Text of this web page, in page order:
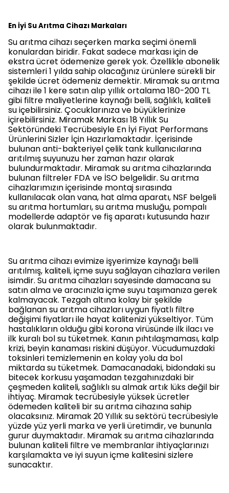
En İyi Su Arıtma Cihazı Markaları
Su arıtma cihazı seçerken marka seçimi önemli
konulardan biridir. Fakat sadece markası için de
ekstra ücret ödemenize gerek yok. Özellikle abonelik
sistemleri 1 yılda sahip olacağınız ürünlere sürekli bir
şekilde ücret ödemeniz demektir. Miramak su arıtma
cihazı ile 1 kere satın alıp yıllık ortalama 180-200 TL
gibi filtre maliyetlerine kaynağı belli, sağlıklı, kaliteli
su içebilirsiniz. Çocuklarınıza ve büyüklerinize
içirebilirsiniz. Miramak Markası 18 Yıllık Su
Sektöründeki Tecrübesiyle En İyi Fiyat Performans
Ürünlerini Sizler İçin Hazırlamaktadır. İçerisinde
bulunan anti-bakteriyel çelik tank kullanıcılarına
arıtılmış suyunuzu her zaman hazır olarak
bulundurmaktadır. Miramak su arıtma cihazlarında
bulunan filtreler FDA ve İSO belgelidir. Su arıtma
cihazlarımızın içerisinde montaj sırasında
kullanılacak olan vana, hat alma aparatı, NSF belgeli
su arıtma hortumları, su arıtma musluğu, pompalı
modellerde adaptör ve fiş aparatı kutusunda hazır
olarak bulunmaktadır.
Su arıtma cihazı evimize işyerimize kaynağı belli
arıtılmış, kaliteli, içme suyu sağlayan cihazlara verilen
isimdir. Su arıtma cihazları sayesinde damacana su
satın alma ve aracınızla içme suyu taşımanıza gerek
kalmayacak. Tezgah altına kolay bir şekilde
bağlanan su arıtma cihazları uygun fiyatlı filtre
değişimi fiyatları ile hayat kalitenizi yükseltiyor. Tüm
hastalıkların olduğu gibi korona virüsünde ilk ilacı ve
ilk kuralı bol su tüketmek. Kanın pıhtılaşmaması, kalp
krizi, beyin kanaması riskini düşüyor. Vücudumuzdaki
toksinleri temizlemenin en kolay yolu da bol
miktarda su tüketmek. Damacanadaki, bidondaki su
bitecek korkusu yaşamadan tezgahınızdaki bir
çeşmeden kaliteli, sağlıklı su almak artık lüks değil bir
ihtiyaç. Miramak tecrübesiyle yüksek ücretler
ödemeden kaliteli bir su arıtma cihazına sahip
olacaksınız. Miramak 20 Yıllık su sektörü tecrübesiyle
yüzde yüz yerli marka ve yerli üretimdir, ve bununla
gurur duymaktadır. Miramak su arıtma cihazlarında
bulunan kaliteli filtre ve membranlar ihtiyaçlarınızı
karşılamakta ve iyi suyun içme kalitesini sizlere
sunacaktır.